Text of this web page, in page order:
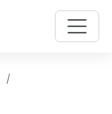
/